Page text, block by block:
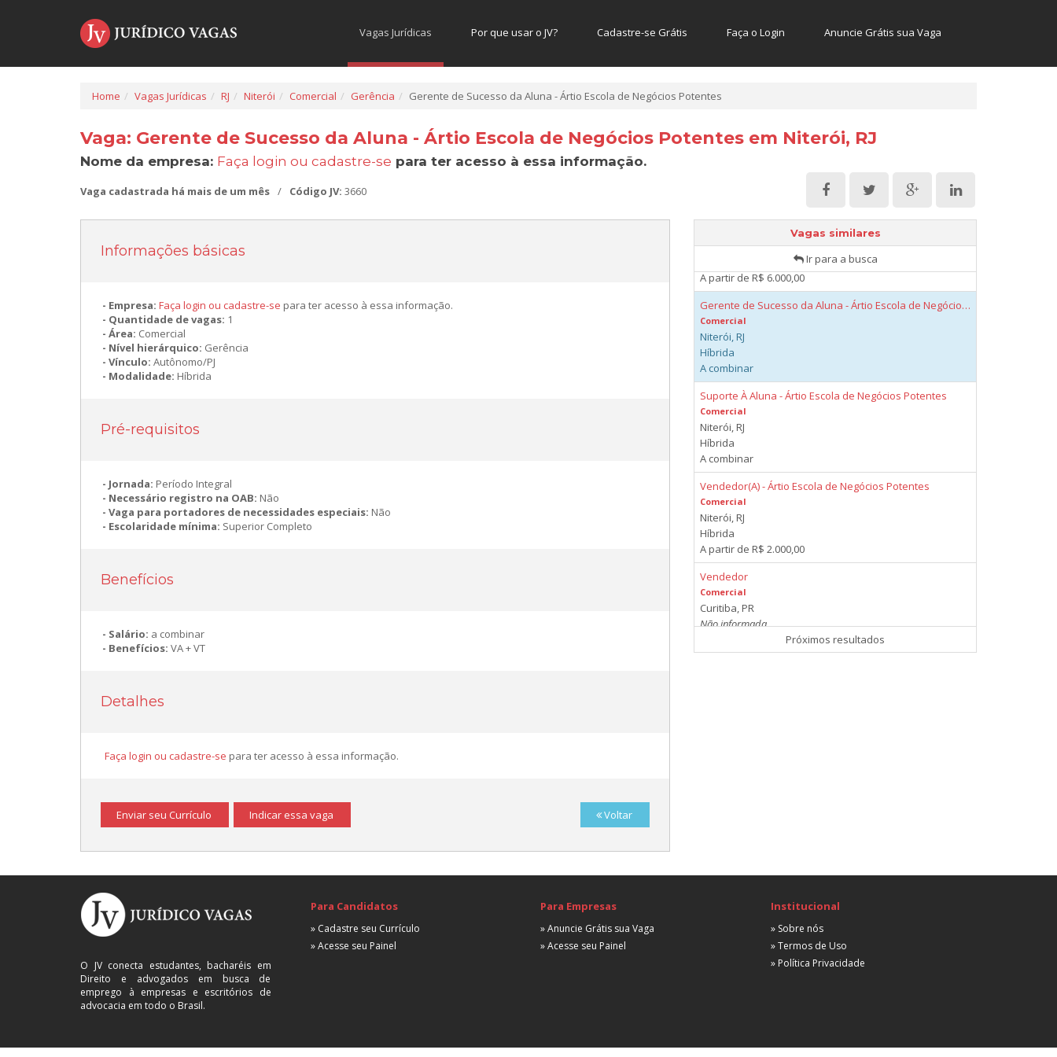
Vagas Jurídicas Por que usar o JV? Cadastre-se Grátis Faça o Login Anuncie Grátis sua Vaga
Home Vagas Jurídicas RJ Niterói Comercial Gerência Gerente de Sucesso da Aluna - Ártio Escola de Negócios Potentes
Vaga: Gerente de Sucesso da Aluna - Ártio Escola de Negócios Potentes em Niterói, RJ
Nome da empresa: Faça login ou cadastre-se para ter acesso à essa informação.
Vaga cadastrada há mais de um mês / Código JV: 3660
Informações básicas
Empresa: Faça login ou cadastre-se para ter acesso à essa informação.
Quantidade de vagas: 1
Área: Comercial
Nível hierárquico: Gerência
Vínculo: Autônomo/PJ
Modalidade: Híbrida
Pré-requisitos
Jornada: Período Integral
Necessário registro na OAB: Não
Vaga para portadores de necessidades especiais: Não
Escolaridade mínima: Superior Completo
Benefícios
Salário: a combinar
Benefícios: VA + VT
Detalhes
Faça login ou cadastre-se para ter acesso à essa informação.
Enviar seu Currículo Indicar essa vaga Voltar
Vagas similares
Ir para a busca
Gestor Comercial - Ártio Escola de Negócios Potentes
Niterói, RJ
A combinar
Comercial
Niterói, RJ
A partir de R$ 6.000,00
Gerente de Sucesso da Aluna - Ártio Escola de Negócios Potentes
Comercial
Niterói, RJ
Híbrida
A combinar
Suporte À Aluna - Ártio Escola de Negócios Potentes
Comercial
Niterói, RJ
Híbrida
A combinar
Vendedor(A) - Ártio Escola de Negócios Potentes
Comercial
Niterói, RJ
Híbrida
A partir de R$ 2.000,00
Vendedor
Comercial
Curitiba, PR
Não informada
A partir de R$ 1.000,00
São Paulo, SP
A partir de R$ 1.500,00
Próximos resultados
O JV conecta estudantes, bacharéis em
Direito e advogados em busca de
emprego à empresas e escritórios de
advocacia em todo o Brasil.
Para Candidatos
» Cadastre seu Currículo
» Acesse seu Painel
Para Empresas
» Anuncie Grátis sua Vaga
» Acesse seu Painel
Institucional
» Sobre nós
» Termos de Uso
» Política Privacidade